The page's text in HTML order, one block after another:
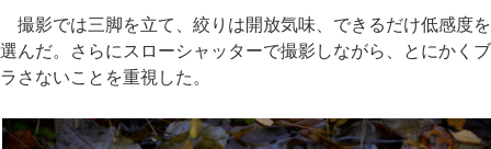
撮影では三脚を立て、絞りは開放気味、できるだけ低感度を
選んだ。さらにスローシャッターで撮影しながら、とにかくブ
ラさないことを重視した。